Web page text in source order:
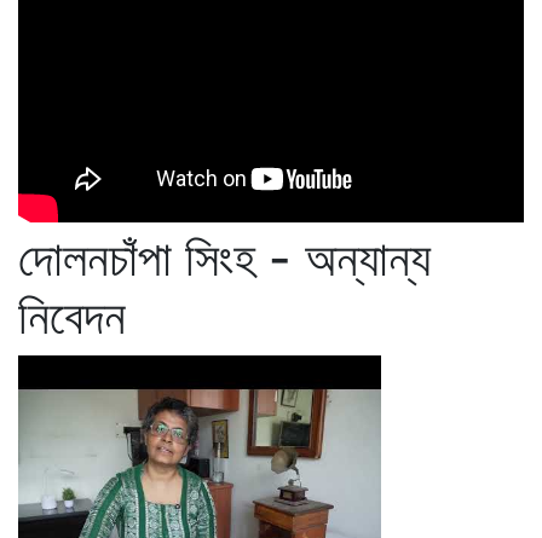
দোলনচাঁপা সিংহ - অন্যান্য
নিবেদন